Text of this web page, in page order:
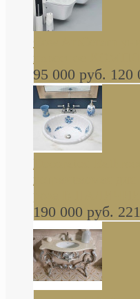
навесное
95 000 руб. 120
Decorated
встраиваемая
роза В НАЛИЧИИ
190 000 руб.